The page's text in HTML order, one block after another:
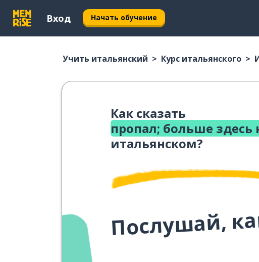
Вход Начать обучение
Учить итальянский Курс итальянского
Как сказать
пропал; больше здесь
итальянском?
Послушай,